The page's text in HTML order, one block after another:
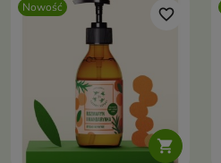
Nowość

favorite_border